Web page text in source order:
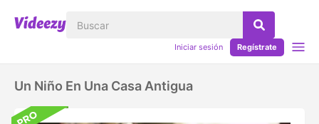
Iniciar sesión Regístrate
Un Niño En Una Casa Antigua